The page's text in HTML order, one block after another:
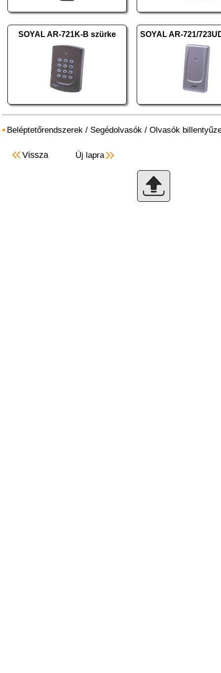
SOYAL AR-721K-B szürke SOYAL AR-721/
Beléptetőrendszerek / Segédolvasók / Olvasók
Vissza Új lapra